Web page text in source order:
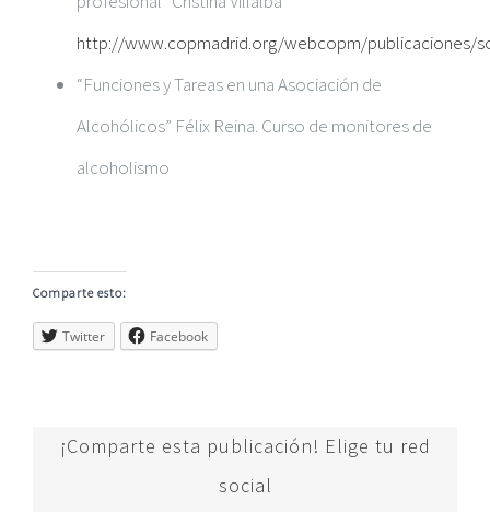
http://www.copmadrid.org/webcopm/publicaciones/
“Funciones y Tareas en una Asociación de
Alcohólicos” Félix Reina. Curso de monitores de
alcoholismo
Comparte esto:
Twitter Facebook
¡Comparte esta publicación! Elige tu red
social